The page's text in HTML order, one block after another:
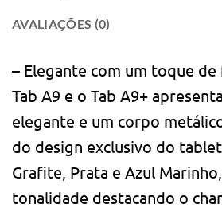
AVALIAÇÕES (0)
– Elegante com um toque de
Tab A9 e o Tab A9+
elegante e um corpo
do design exclusivo do
Grafite, Prata e Azul
tonalidade destacando o